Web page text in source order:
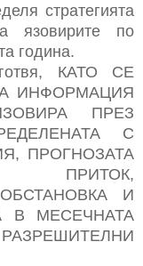
стратегията
язовирите по
година.
КАТО СЕ
ИНФОРМАЦИЯ
ПРЕЗ
С
ПРОГНОЗАТА
И
В МЕСЕЧНАТА